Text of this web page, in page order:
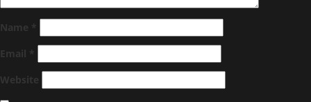
Name *
Email *
Website